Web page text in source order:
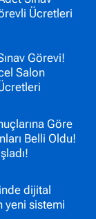
Ücretleri
Görevi!
Salon
Göre
Belli Oldu!
dijital
yeni sistemi